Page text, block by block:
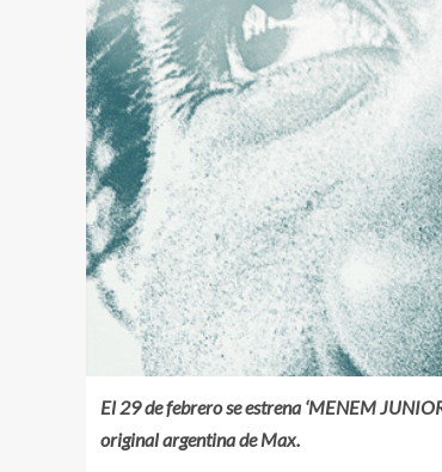
El 29 de febrero se estrena ‘MENEM
original argentina de Max.